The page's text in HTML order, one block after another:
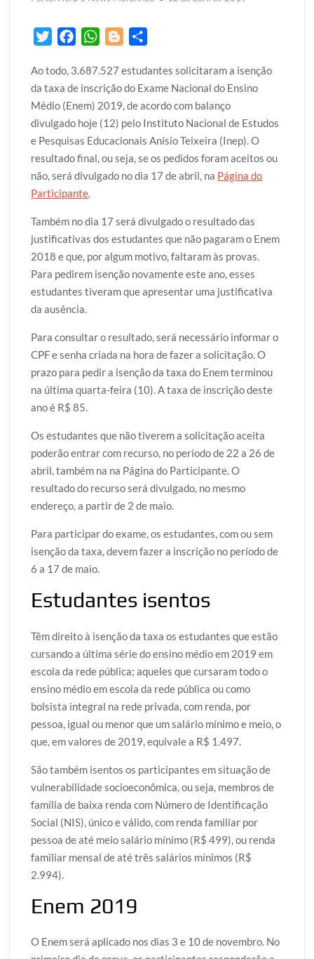
i
t
t
e
r
c
e
b
o
o
k
W
a
t
s
A
p
p
o
g
g
e
r
a
r
e
Ao todo, 3.687.527 estudantes solicitaram a isenção
da taxa de inscrição do Exame Nacional do Ensino
Médio (Enem) 2019, de acordo com balanço
divulgado hoje (12) pelo Instituto Nacional de Estudos
e Pesquisas Educacionais Anísio Teixeira (Inep). O
resultado final, ou seja, se os pedidos foram aceitos ou
não, será divulgado no dia 17 de abril, na Página do
Participante.
Também no dia 17 será divulgado o resultado das
justificativas dos estudantes que não pagaram o Enem
2018 e que, por algum motivo, faltaram às provas.
Para pedirem isenção novamente este ano, esses
estudantes tiveram que apresentar uma justificativa
da ausência.
Para consultar o resultado, será necessário informar o
CPF e senha criada na hora de fazer a solicitação. O
prazo para pedir a isenção da taxa do Enem terminou
na última quarta-feira (10). A taxa de inscrição deste
ano é R$ 85.
Os estudantes que não tiverem a solicitação aceita
poderão entrar com recurso, no período de 22 a 26 de
abril, também na na Página do Participante. O
resultado do recurso será divulgado, no mesmo
endereço, a partir de 2 de maio.
Para participar do exame, os estudantes, com ou sem
isenção da taxa, devem fazer a inscrição no período de
6 a 17 de maio.
Estudantes isentos
Têm direito à isenção da taxa os estudantes que estão
cursando a última série do ensino médio em 2019 em
escola da rede pública; aqueles que cursaram todo o
ensino médio em escola da rede pública ou como
bolsista integral na rede privada, com renda, por
pessoa, igual ou menor que um salário mínimo e meio, o
que, em valores de 2019, equivale a R$ 1.497.
São também isentos os participantes em situação de
vulnerabilidade socioeconômica, ou seja, membros de
família de baixa renda com Número de Identificação
Social (NIS), único e válido, com renda familiar por
pessoa de até meio salário mínimo (R$ 499), ou renda
familiar mensal de até três salários mínimos (R$
2.994).
Enem 2019
O Enem será aplicado nos dias 3 e 10 de novembro. No